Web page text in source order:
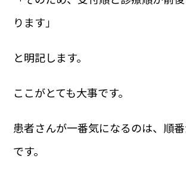
ります」
と明記します。
ここがとても大事です。
患者さんが一番気になるのは、順
です。